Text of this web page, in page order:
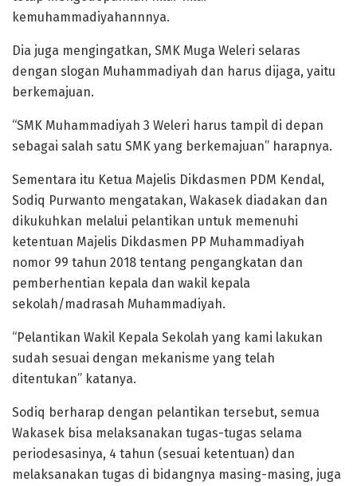
kemuhammadiyahannnya.
Dia juga mengingatkan, SMK Muga Weleri selaras
dengan slogan Muhammadiyah dan harus dijaga, yaitu
berkemajuan.
“SMK Muhammadiyah 3 Weleri harus tampil di depan
sebagai salah satu SMK yang berkemajuan” harapnya.
Sementara itu Ketua Majelis Dikdasmen PDM Kendal,
Sodiq Purwanto mengatakan, Wakasek diadakan dan
dikukuhkan melalui pelantikan untuk memenuhi
ketentuan Majelis Dikdasmen PP Muhammadiyah
nomor 99 tahun 2018 tentang pengangkatan dan
pemberhentian kepala dan wakil kepala
sekolah/madrasah Muhammadiyah.
“Pelantikan Wakil Kepala Sekolah yang kami lakukan
sudah sesuai dengan mekanisme yang telah
ditentukan” katanya.
Sodiq berharap dengan pelantikan tersebut, semua
Wakasek bisa melaksanakan tugas-tugas selama
periodesasinya, 4 tahun (sesuai ketentuan) dan
melaksanakan tugas di bidangnya masing-masing, juga